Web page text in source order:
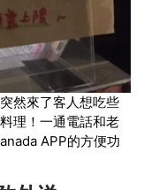
然來了客人想吃些
理！一通電話和老
APP的方便功